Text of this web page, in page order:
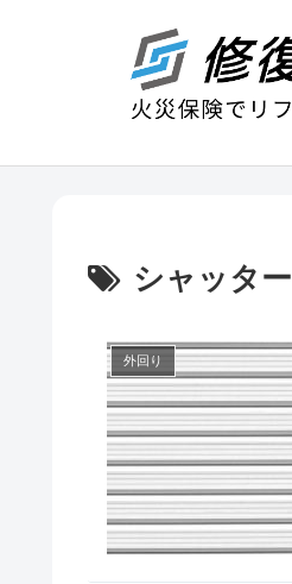
シャッター
外回り